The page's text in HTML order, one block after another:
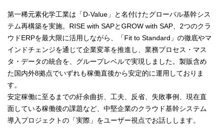
第一稀元素化学工業は「D-Value」と名付けたグローバル基幹シス
テム再構築を実施。RISE with SAPとGROW with SAP、2つのクラ
ウドERPを最大限に活用しながら、「Fit to Standard」の徹底やマ
インドチェンジを通じて企業変革を推進し、業務プロセス・マス
タ・データの統合を、グループレベルで実現しました。製販含め
た国内外8拠点でいずれも稼働直後から安定的に運用しておりま
す。
安定稼働に至るまでの紆余曲折、工夫、反省、失敗事例、現在直
面している稼働後の課題など、中堅企業のクラウド基幹システム
導入プロジェクトの「実際」をユーザー視点でお話しします。